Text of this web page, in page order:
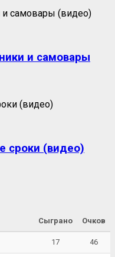
и самовары
сроки (видео)
Сыграно Очков
17 46